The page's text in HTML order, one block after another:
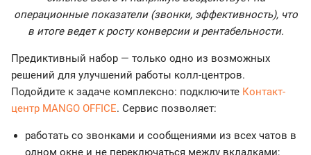
операционные показатели (звонки, эффективность), что
в итоге ведет к росту конверсии и рентабельности.
Предиктивный набор — только одно из возможных
решений для улучшений работы колл-центров.
Подойдите к задаче комплексно: подключите Контакт-
центр MANGO OFFICE. Сервис позволяет:
работать со звонками и сообщениями из всех чатов в
одном окне и не переключаться между вкладками;